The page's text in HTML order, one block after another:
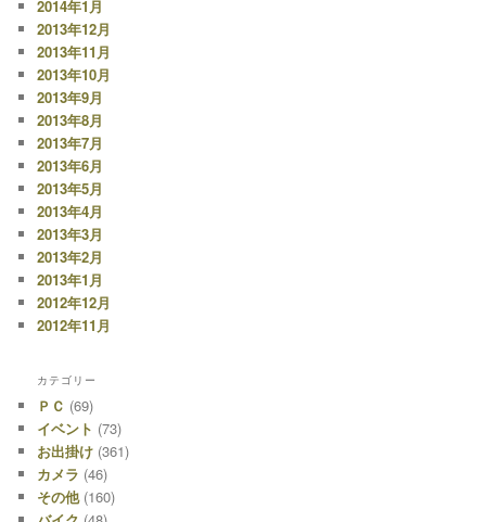
2014年1月
2013年12月
2013年11月
2013年10月
2013年9月
2013年8月
2013年7月
2013年6月
2013年5月
2013年4月
2013年3月
2013年2月
2013年1月
2012年12月
2012年11月
カテゴリー
ＰＣ (69)
イベント (73)
お出掛け (361)
カメラ (46)
その他(160)